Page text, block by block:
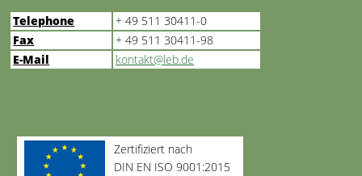
Telephone
+ 49 511 30411-0
Fax
+ 49 511 30411-98
E-Mail
kontakt@leb.de
Zertifiziert nach
DIN EN ISO 9001:2015